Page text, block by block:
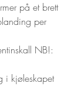
på et brett
per
NB!:
i kjøleskapet